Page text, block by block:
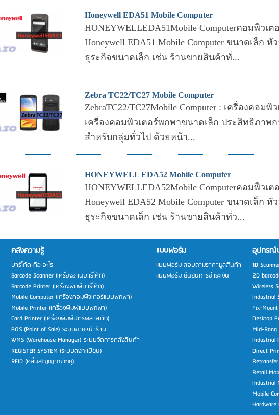
Honeywell EDA51 Mobile Computer
HONEYWELLEDA51Mobile Computerคอมพิวเ
Honeywell EDA51 Mobile Computer ขนาดเล็ก
ธุระกิจขนาดเล็ก เช่น ร้านขายสินค้าทั่...
Zebra TC22/TC27 Mobile Computer
ZebraTC22/TC27Mobile Computer : เครื่องคอมพิ
เครื่องคอมพิวเตอร์พกพาขนาดเล็ก ประสิทธิภาพ
สำหรับกลุ่มทั่วไป ด้วยหน้า...
HONEYWELL EDA52 Mobile Computer
HONEYWELLEDA52Mobile Computerคอมพิวเ
Honeywell EDA52 Mobile Computer ขนาดเล็ก
ธุระกิจขนาดเล็ก เช่น ร้านขายสินค้าทั่ว...
คลังความรู้
บาร์โค้ด คือ อะไร
Barcode Scanner (เครื่องอ่านบาร์โค้ด)
Barcode Printer (เครื่องพิมพ์บาร์โค้ด)
Mobile Computer (เครื่องคอมพิวเตอร์แบบพกพา)
Mobile Printer (เครื่องพิมพ์แบบพกพา)
Card Printer (เครื่องพิมพ์บัตรพลาสติก)
POS (Point of Sale) ระบบขายหน้าร้าน
WMS (Warehouse Manager) ระบบจัดการคลังสินค้า
REGISTER SYSTEM (ระบบลงทะเบียน)
RFID (คลื่นสัญญาณวิทยุ)
แบบฟอร์ม
แบบฟอร์ม สอบถามราคามูลสินค้า
แบบฟอร์ม ยืนยันการชำระเงิน
อุปกรณ์
1D
2D
Wireless
Industrial
Fix-
Desktop
Mid-
Industrial
Direct
Retail
Industrial
Mobile
Hardware